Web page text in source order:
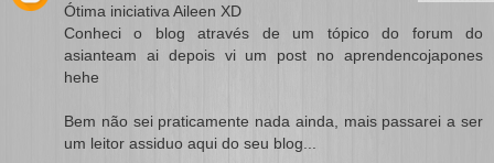
Ótima iniciativa Aileen XD
Conheci o blog através de um tópico do forum do
asianteam ai depois vi um post no aprendencojapones
hehe
Bem não sei praticamente nada ainda, mais passarei a ser
um leitor assiduo aqui do seu blog...